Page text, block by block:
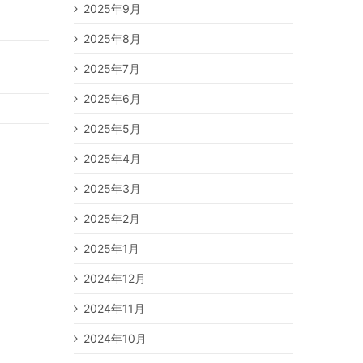
2025年9月
2025年8月
2025年7月
2025年6月
2025年5月
2025年4月
2025年3月
2025年2月
2025年1月
2024年12月
2024年11月
2024年10月